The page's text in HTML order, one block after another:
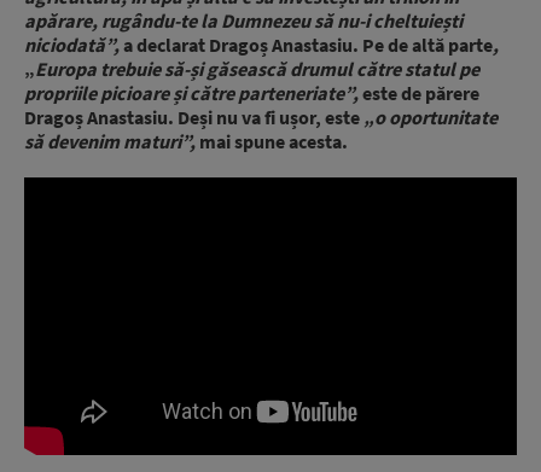
apărare, rugându-te la Dumnezeu să nu-i cheltuiești
niciodată”,a declarat Dragoș Anastasiu. Pe de altă parte,
„Europa trebuie să-și găsească drumul către statul pe
propriile picioare și către parteneriate”,este de părere
Dragoș Anastasiu. Deși nu va fi ușor, este „o oportunitate
să devenim maturi”, mai spune acesta.